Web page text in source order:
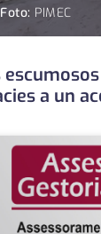
Foto: PIMEC
a un